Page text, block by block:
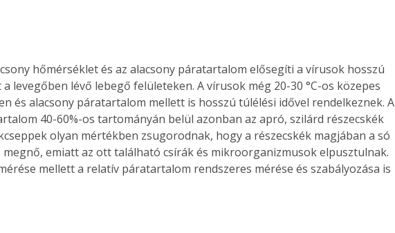
hőmérséklet és az alacsony páratartalom elősegíti a vírusok hosszú
levegőben lévő lebegő felületeken. A vírusok még 20-30 °C-os közepes
és alacsony páratartalom mellett is hosszú túlélési idővel rendelkeznek. A
40-60%-os tartományán belül azonban az apró, szilárd részecskék
olyan mértékben zsugorodnak, hogy a részecskék magjában a só
emiatt az ott található csírák és mikroorganizmusok elpusztulnak.
mellett a relatív páratartalom rendszeres mérése és szabályozása is